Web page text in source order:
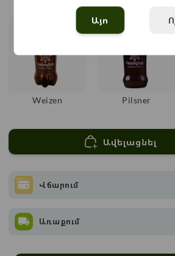
Weizen Pilsner
Ավելացնել
Վճարում
Առաքում
Այո